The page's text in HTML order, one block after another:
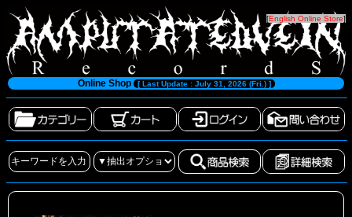
[English Online Store]
Online Shop [ Last Update : July 31, 2026 (Fri.) ]